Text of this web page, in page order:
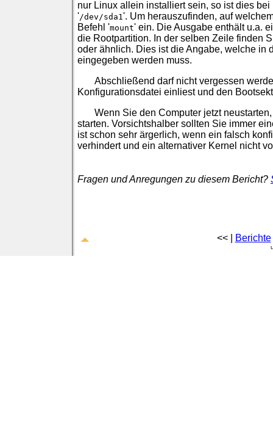
nur Linux allein installiert sein, so ist dies bei
'/dev/sda1 '. Um herauszufinden, auf
Befehl 'mount' ein. Die Ausgabe enthält u.a.
die Rootpartition. In der selben Zeile finden
oder ähnlich. Dies ist die Angabe, welche in
eingegeben werden muss.
Abschließend darf nicht vergessen
Konfigurationsdatei einliest und den
Wenn Sie den Computer jetzt
starten. Vorsichtshalber sollten Sie immer
ist schon sehr ärgerlich, wenn ein falsch
verhindert und ein alternativer Kernel nicht
Fragen und Anregungen zu diesem Bericht?
<< | Berichte